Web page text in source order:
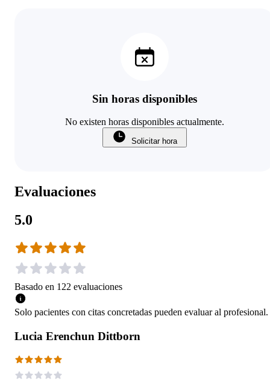
Sin horas disponibles
No existen horas disponibles actualmente.
Solicitar hora
Evaluaciones
5.0
Basado en 122 evaluaciones
Solo pacientes con citas concretadas pueden evaluar al profesional.
Lucia Erenchun Dittborn